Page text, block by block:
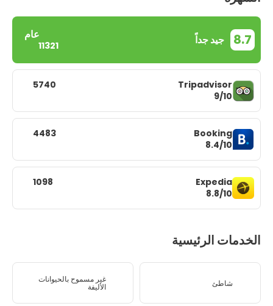
8.7 جيد جداً عام
11321
Tripadvisor
9/10
5740
Booking
8.4/10
4483
Expedia
8.8/10
1098
الخدمات الرئيسية
شاطئ غير مسموح بالحيوانات
الأليفة